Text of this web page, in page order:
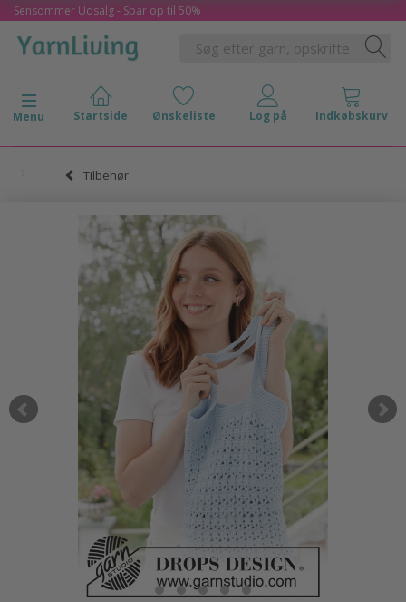
Sensommer Udsalg - Spar op til 50%
Skifte navigation
Menu
Tilbehør